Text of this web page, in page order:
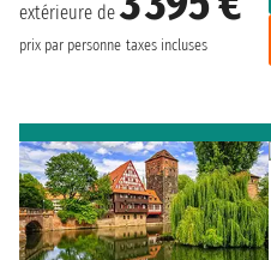
extérieure de
prix par personne taxes incluses